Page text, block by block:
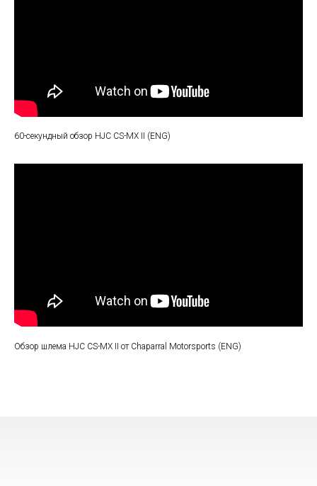
60-секундный обзор HJC CS-MX II (ENG)
Обзор шлема HJC CS-MX II от Chaparral Motorsports (ENG)